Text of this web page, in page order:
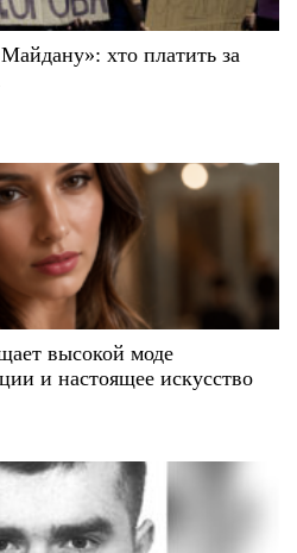
хто платить за
высокой моде
и настоящее искусство